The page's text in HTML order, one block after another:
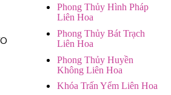
Phong Thủy Hình Pháp
Liên Hoa
Phong Thủy Bát Trạch
Liên Hoa
Phong Thủy Huyền
Không Liên Hoa
Khóa Trấn Yểm Liên Hoa